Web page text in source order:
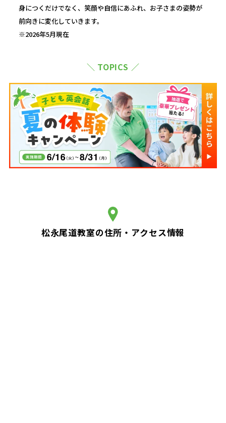
身につくだけでなく、笑顔や自信にあふれ、お子さまの姿勢が
前向きに変化していきます。
※2026年5月現在
＼ TOPICS ／
松永尾道教室の住所・アクセス情報